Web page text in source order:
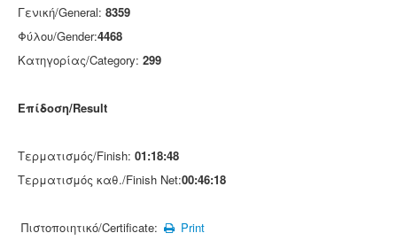
Γενική/General: 8359
Φύλου/Gender:4468
Κατηγορίας/Category: 299
Επίδοση/Result
Τερματισμός/Finish: 01:18:48
Τερματισμός καθ./Finish Net:00:46:18
Πιστοποιητικό/Certificate: Print